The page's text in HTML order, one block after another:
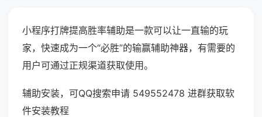
小程序打牌提高胜率辅助是一款可以让一直输的玩
家，快速成为一个“必胜”的输赢辅助神器，有需要的
用户可通过正规渠道获取使用。
辅助安装，可QQ搜索申请 549552478 进群获取软
件安装教程